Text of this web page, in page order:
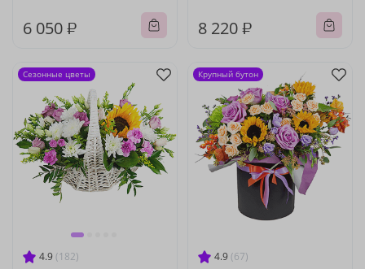
6 050 ₽ 8 220 ₽
4.9 (182)
Сезонные цветы
4.9 (67)
Крупный бутон